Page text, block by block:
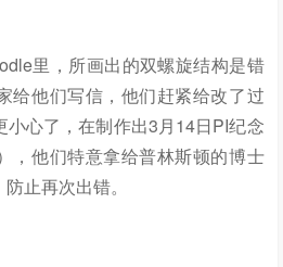
里，所画出的双螺旋结构是错
给他们写信，他们赶紧给改了过
心了，在制作出3月14日PI纪念
，他们特意拿给普林斯顿的博士
止再次出错。